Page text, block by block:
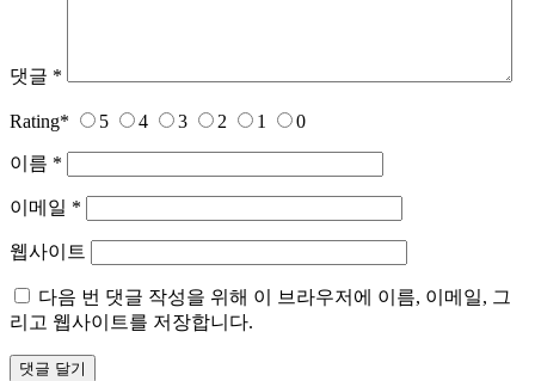
댓글 *
Rating* 5 4 3 2 1 0
이름 *
이메일 *
웹사이트
다음 번 댓글 작성을 위해 이 브라우저에 이름, 이메일, 그
리고 웹사이트를 저장합니다.